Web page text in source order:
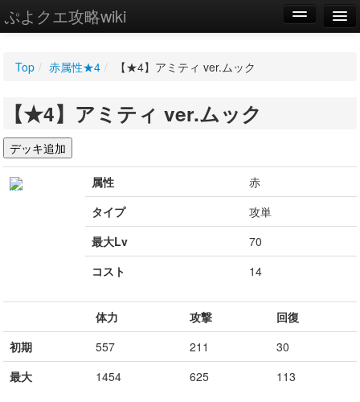
ぷよクエ攻略wiki
WIKI
設定
Top / 赤属性★4 / 【★4】アミティ ver.ムック
【★4】アミティ ver.ムック
属性
赤
タイプ
攻単
最大Lv
70
コスト
14
体力 攻撃
回復
初期
557 211
30
最大
1454 625 113